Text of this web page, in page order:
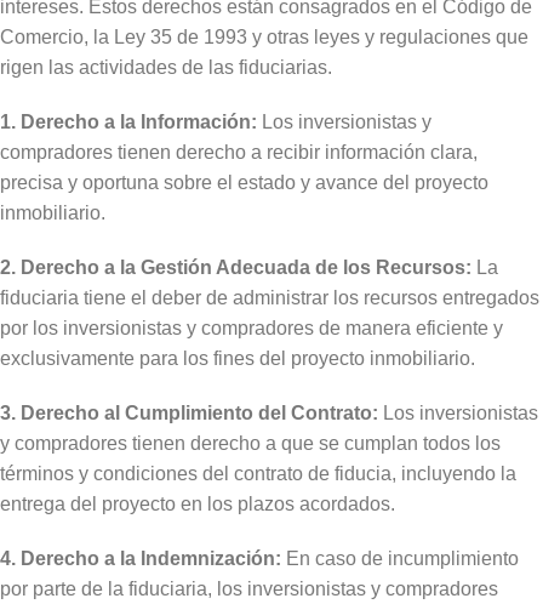
intereses. Estos derechos están consagrados en el Código de
Comercio, la Ley 35 de 1993 y otras leyes y regulaciones que
rigen las actividades de las fiduciarias.
1. Derecho a la Información: Los inversionistas y
compradores tienen derecho a recibir información clara,
precisa y oportuna sobre el estado y avance del proyecto
inmobiliario.
2. Derecho a la Gestión Adecuada de los Recursos: La
fiduciaria tiene el deber de administrar los recursos entregados
por los inversionistas y compradores de manera eficiente y
exclusivamente para los fines del proyecto inmobiliario.
3. Derecho al Cumplimiento del Contrato: Los inversionistas
y compradores tienen derecho a que se cumplan todos los
términos y condiciones del contrato de fiducia, incluyendo la
entrega del proyecto en los plazos acordados.
4. Derecho a la Indemnización: En caso de incumplimiento
por parte de la fiduciaria, los inversionistas y compradores